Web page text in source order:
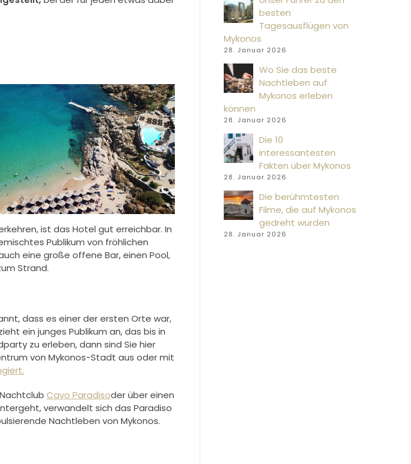
ist das Hotel gut erreichbar. In
Publikum von fröhlichen
eine große offene Bar, einen Pool,
Strand.
dass es einer der ersten Orte war,
ein junges Publikum an, das bis in
zu erleben, dann sind Sie hier
von Mykonos-Stadt aus oder mit
Cavo Paradisoder über einen
verwandelt sich das Paradiso
Nachtleben von Mykonos.
besten
Tagesausflügen von
Mykonos
28. Januar 2026
Wo Sie das beste
Nachtleben auf
Mykonos erleben
können
28. Januar 2026
Die 10
interessantesten
Fakten über Mykonos
28. Januar 2026
Die berühmtesten
Filme, die auf Mykonos
gedreht wurden
28. Januar 2026